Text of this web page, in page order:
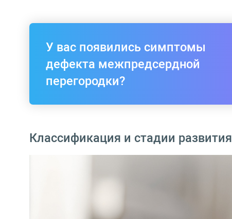
У вас появились симптомы
дефекта межпредсердной
перегородки?
Классификация и стадии развития